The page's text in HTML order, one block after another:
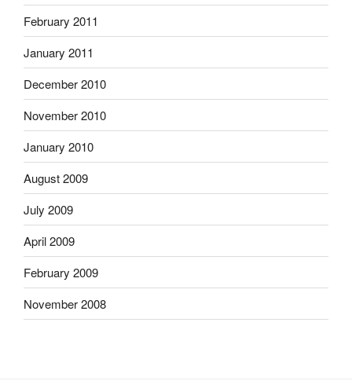
February 2011
January 2011
December 2010
November 2010
January 2010
August 2009
July 2009
April 2009
February 2009
November 2008